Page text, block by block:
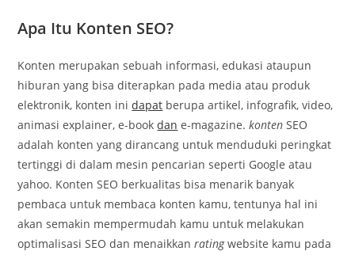
Apa Itu Konten SEO?
Konten merupakan sebuah informasi, edukasi ataupun
hiburan yang bisa diterapkan pada media atau produk
elektronik, konten inidapat berupa artikel, infografik, video,
animasi explainer, e-bookdan e-magazine.konten SEO
adalah konten yang dirancang untuk menduduki peringkat
tertinggi di dalam mesin pencarian seperti Google atau
yahoo. Konten SEO berkualitas bisa menarik banyak
pembaca untuk membaca konten kamu, tentunya hal ini
akan semakin mempermudah kamu untuk melakukan
optimalisasi SEO dan menaikkanratingwebsite kamu pada